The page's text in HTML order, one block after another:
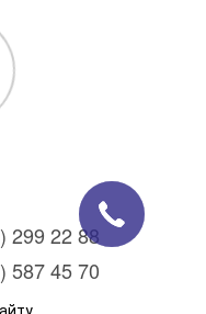
299 22 88
587 45 70